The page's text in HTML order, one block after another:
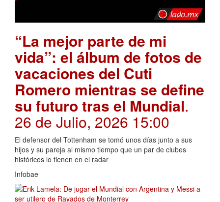
“La mejor parte de mi
vida”: el álbum de fotos de
vacaciones del Cuti
Romero mientras se define
su futuro tras el Mundial.
26 de Julio, 2026 15:00
El defensor del Tottenham se tomó unos días junto a sus
hijos y su pareja al mismo tiempo que un par de clubes
históricos lo tienen en el radar
Infobae